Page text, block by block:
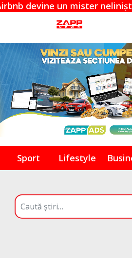
un mister neliniștitor
Sport Lifestyle